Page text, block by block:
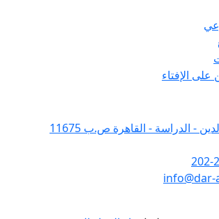
على الإفتاء
- الدراسة - القاهرة ص.ب 11675
202-